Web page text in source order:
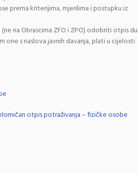
prema kriterijima, mjerilima i postupku iz
na Obrascima ZFO i ZPO) odobriti otpis
one s naslova javnih davanja, plati u cijelosti
otpis potraživanja – fizičke osobe